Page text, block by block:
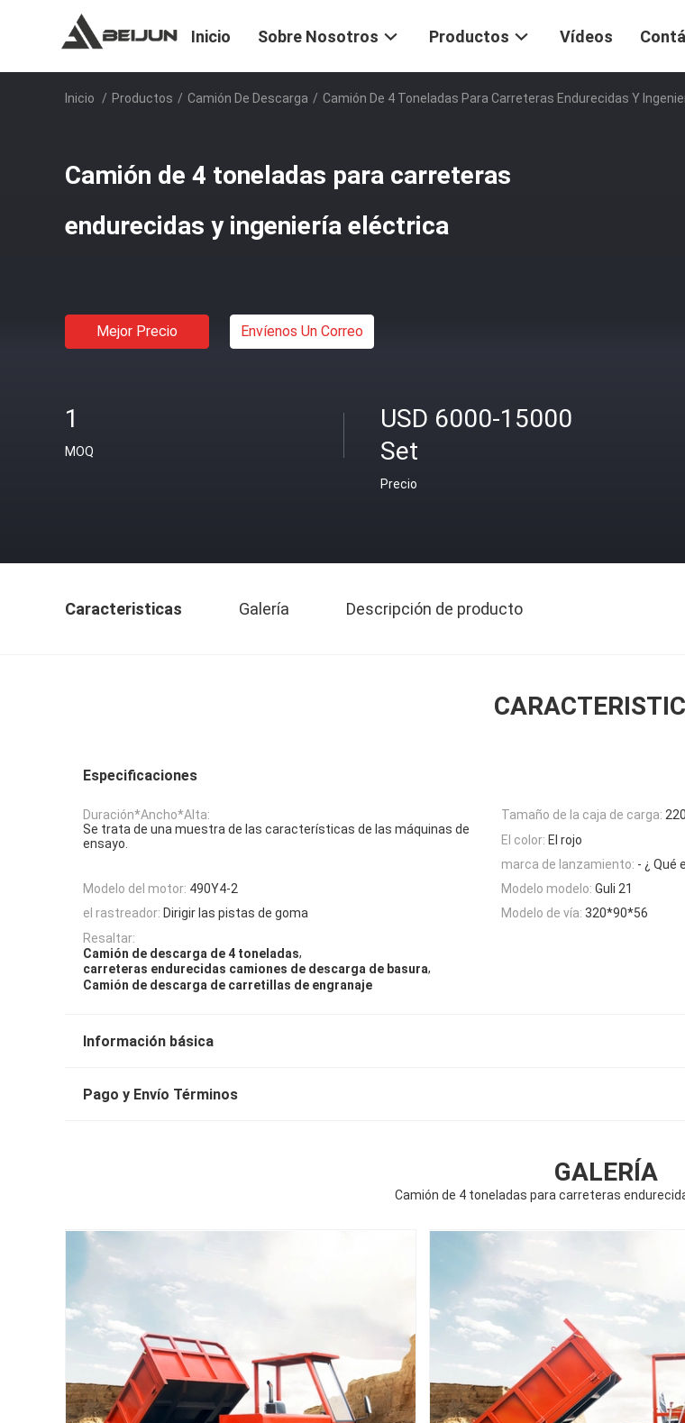
Inicio Sobre Nosotros Productos Vídeos
Inicio / Productos / Camión De Descarga / Camión De 4 Toneladas Para Carreteras Endurecidas Y
Camión de 4 toneladas para carreteras
endurecidas y ingeniería eléctrica
Mejor Precio Envíenos Un Correo
1
MOQ
USD 6000-15000
Set
Precio
Caracteristicas Galería Descripción de producto
Especificaciones
Duración*Ancho*Alta:
Se trata de una muestra de las características de las máquinas de
ensayo.
Tamaño de la caja de carga:
El color: El rojo
marca de lanzamiento: - ¿ Qué
Modelo del motor: 490Y4-2 Modelo modelo: Guli 21
el rastreador: Dirigir las pistas de goma Modelo de vía: 320*90*56
Resaltar:
Camión de descarga de 4 toneladas,
carreteras endurecidas camiones de descarga de basura,
Camión de descarga de carretillas de engranaje
Información básica
Pago y Envío Términos
GALERÍA
Camión de 4 toneladas para carreteras